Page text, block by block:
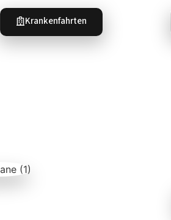
Krankenfahrten